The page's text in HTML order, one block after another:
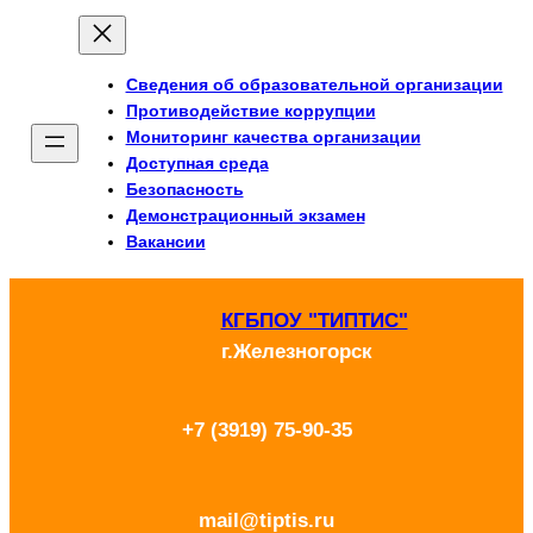
Перейти
содержимому
Сведения об образовательной организации
Противодействие коррупции
Мониторинг качества организации
Доступная среда
Безопасность
Демонстрационный экзамен
Вакансии
КГБПОУ "ТИПТИС"
г.Железногорск
+7 (3919) 75-90-35
mail@tiptis.ru